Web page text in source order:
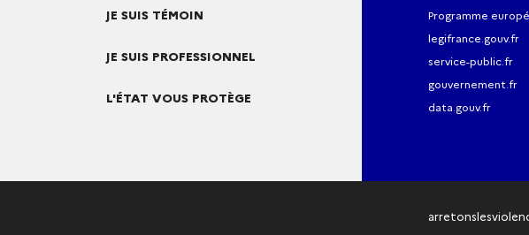
JE SUIS TÉMOIN
JE SUIS PROFESSIONNEL
L'ÉTAT VOUS PROTÈGE
Programme
legifrance.gouv.fr
service-public.fr
gouvernement.fr
data.gouv.fr